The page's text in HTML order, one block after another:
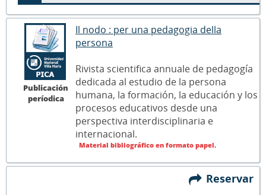
Publicación
períodica
Il nodo : per una pedagogia della
persona
Rivista scientifica annuale de pedagogía
dedicada al estudio de la persona
humana, la formación, la educación y los
procesos educativos desde una
perspectiva interdisciplinaria e
internacional.
Material bibliográfico en formato papel.
Reservar